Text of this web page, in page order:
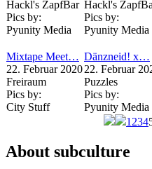
Hackl's ZapfBar
Pics by:
Pyunity Media
Hackl's
Pics by:
Pyunity Media
Mixtape Meet…
22. Februar 2020
Freiraum
Pics by:
City Stuff
Dänzneid! x…
22. Februar
Puzzles
Pics by:
Pyunity Media
1 234
About subculture